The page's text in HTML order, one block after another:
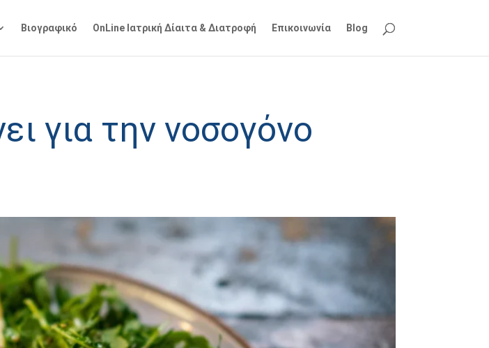
Βιογραφικό OnLine Ιατρική Δίαιτα & Διατροφή Επικοινωνία Blog
για την νοσογόνο